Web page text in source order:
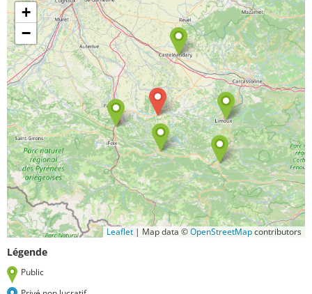
+
−
Leaflet | Map data ©OpenStreetMapcontributors
Légende
Public